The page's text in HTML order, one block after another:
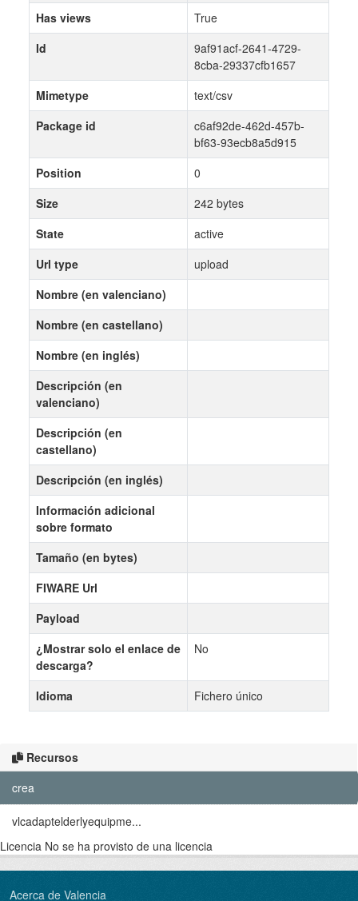
Recursos
crea
vlcadaptelderlyequipme...
Licencia No se ha provisto de una licencia
Has views
True
Id
9af91acf-2641-4729-
8cba-29337cfb1657
Mimetype
text/csv
Package id
c6af92de-462d-457b-
bf63-93ecb8a5d915
Position
0
Size
242 bytes
State
active
Url type
upload
Nombre (en valenciano)
Nombre (en castellano)
Nombre (en inglés)
Descripción (en
valenciano)
Descripción (en
castellano)
Descripción (en inglés)
Información adicional
sobre formato
Tamaño (en bytes)
FIWARE Url
Payload
¿Mostrar solo el enlace de
descarga?
No
Idioma Fichero único
Acerca de Valencia